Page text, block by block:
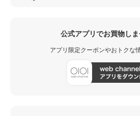
公式アプリでお買物しま
アプリ限定クーポンやおトクな